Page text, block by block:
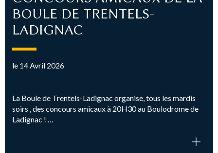
BOULE DE TRENTELS-
LADIGNAC
le 14 Avril 2026
La Boule de Trentels-Ladignac organise, tous les mardis
soirs , des concours amicaux à 20H30 au Boulodrome de
Ladignac ! …